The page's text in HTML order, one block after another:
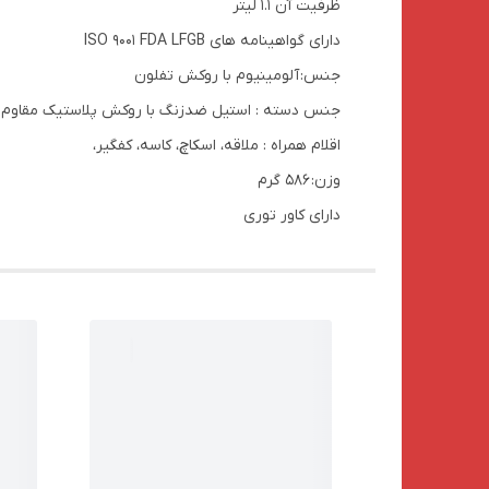
ظرفیت آن 1.1 لیتر
دارای گواهینامه های ISO 9001 FDA LFGB
جنس: آلومینیوم با روکش تفلون
جنس دسته : استیل ضدزنگ با روکش پلاستیک مقاوم
اقلام همراه : ملاقه، اسکاچ، کاسه، کفگیر،
وزن: 586 گرم
دارای کاور توری